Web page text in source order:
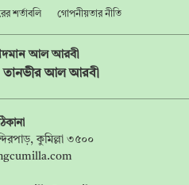
শর্তাবলি গোপনীয়তার নীতি
আল আরবী
তানভীর আল আরবী
কুমিল্লা ৩৫০০